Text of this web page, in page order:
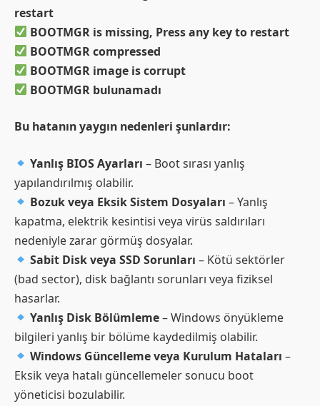
restart
BOOTMGR is missing, Press any key to restart
BOOTMGR compressed
BOOTMGR image is corrupt
BOOTMGR bulunamadı
Bu hatanın yaygın nedenleri şunlardır:
Yanlış BIOS Ayarları – Boot sırası yanlış
yapılandırılmış olabilir.
Bozuk veya Eksik Sistem Dosyaları – Yanlış
kapatma, elektrik kesintisi veya virüs saldırıları
nedeniyle zarar görmüş dosyalar.
Sabit Disk veya SSD Sorunları – Kötü sektörler
(bad sector), disk bağlantı sorunları veya fiziksel
hasarlar.
Yanlış Disk Bölümleme– Windows önyükleme
bilgileri yanlış bir bölüme kaydedilmiş olabilir.
Windows Güncelleme veya Kurulum Hataları –
Eksik veya hatalı güncellemeler sonucu boot
yöneticisi bozulabilir.